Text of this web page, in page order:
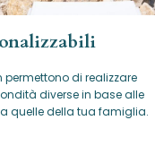
permettono di realizzare
diverse in base alle
quelle della tua famiglia.